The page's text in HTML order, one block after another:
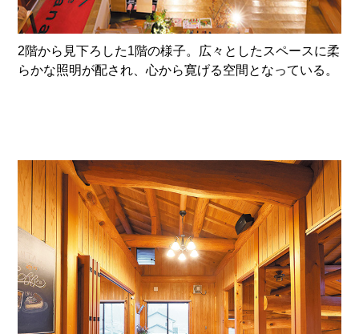
2階から見下ろした1階の様子。広々としたスペースに柔
らかな照明が配され、心から寛げる空間となっている。